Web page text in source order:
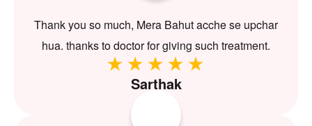
Thank you so much, Mera Bahut acche se upchar
hua. thanks to doctor for giving such treatment.
Sarthak